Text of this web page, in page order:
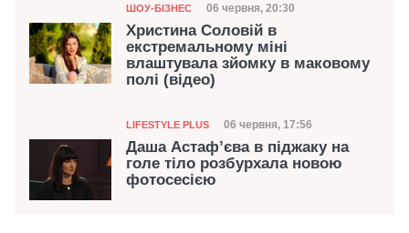
Категорія
ШОУ-БІЗНЕС Дата публікації
06 червня, 20:30
Христина Соловій в
екстремальному міні
влаштувала зйомку в маковому
полі (відео)
Категорія
LIFESTYLE PLUS Дата публікації
06 червня, 17:56
Даша Астаф’єва в піджаку на
голе тіло розбурхала новою
фотосесією